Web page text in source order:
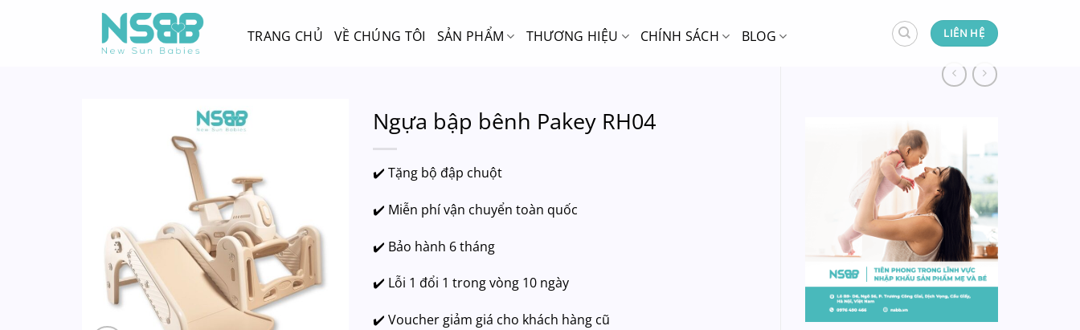
TRANG CHỦ VỀ CHÚNG TÔI SẢN PHẨM THƯƠNG HIỆU CHÍNH SÁCH BLOG LIÊN HỆ
Ngựa bập bênh Pakey RH04
✔️ Tặng bộ đập chuột
✔️ Miễn phí vận chuyển toàn quốc
✔️ Bảo hành 6 tháng
✔️ Lỗi 1 đổi 1 trong vòng 10 ngày
✔️ Voucher giảm giá cho khách hàng cũ